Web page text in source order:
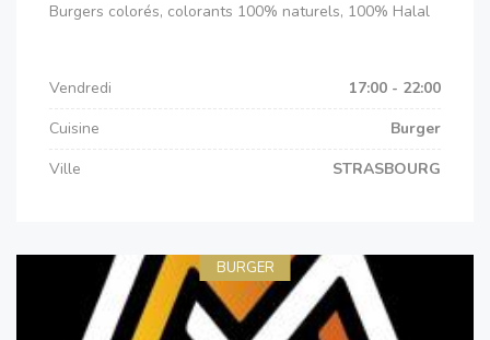
Burgers colorés, colorants 100% naturels, 100% Halal
Vendredi
17:00 - 22:00
Cuisine
Burger
Ville
STRASBOURG
BURGER